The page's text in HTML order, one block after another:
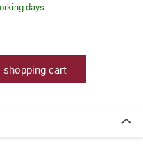
days
shopping cart